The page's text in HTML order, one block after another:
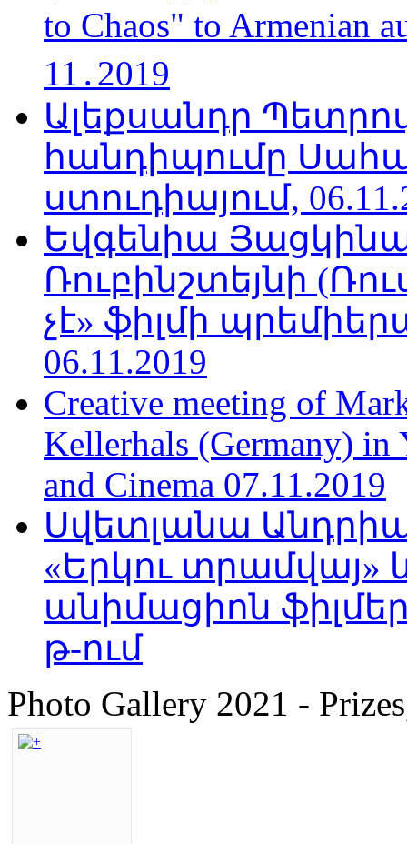
to Chaos" to Armenian
11․2019
Ալեքսանդր
հանդիպումը
ստուդիայում,
Եվգենիա
Ռուբինշտեյնի
չէ» ֆիլմի
06.11.2019
Creative meeting of
Kellerhals (Germany) in
and Cinema 07.11.2019
Սվետլանա
«Երկու տրամվայ»
անիմացիոն
թ-ում
Photo Gallery 2021 -